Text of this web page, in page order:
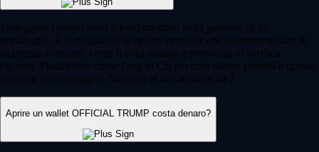
Proteggere i propri asset è fondamentale nella gestione di un
portafoglio. È consigliabile scegliere provider che adottano misure di
sicurezza avanzate, come il cold storage e protocolli di verifica
rigorosi. Piattaforme come l'app di Crypto.com danno priorità a queste
funzioni per proteggere l'accesso al tuo account 24/7.
Aprire un wallet OFFICIAL TRUMP costa denaro?